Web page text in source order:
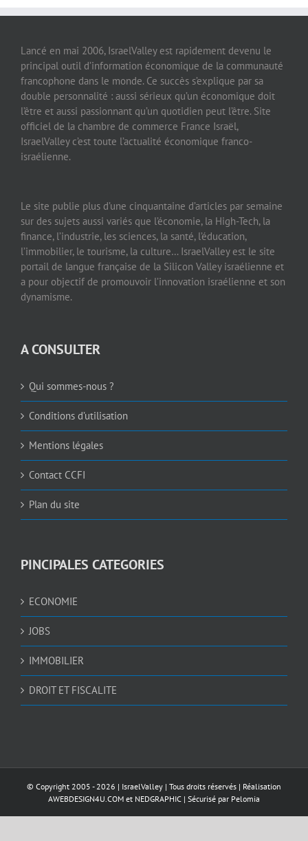
Lancé en mai 2006, IsraelValley est rapidement devenu le
principal outil d’information économique de la communauté
francophone dans le monde. Ce succès s’explique par sa
double personnalité : aussi sérieux qu’un économique doit
l’être et aussi passionnant qu’un quotidien peut l’être. Site
officiel de la chambre de commerce France Israël,
IsraelValley c’est toute l’actualité économique franco-
israélienne.
Le site publie plus d’une cinquantaine d’articles par semaine
sur des sujets aussi variés que l’économie, la High-Tech, la
finance, l’industrie, les sciences, la santé, l’éducation,
l’immobilier, le tourisme, la culture… IsraelValley est le site
portail de langue française de la Silicon Valley israélienne et
a pour objectif de promouvoir l’innovation israélienne et son
dynamisme.
A CONSULTER
Qui sommes-nous ?
Conditions d’utilisation
Mentions légales
Contact CCFI
Plan du site
PINCIPALES CATEGORIES
ECONOMIE
JOBS
IMMOBILIER
DROIT ET FISCALITE
© Copyright 2005 - 2026 | IsraelValley | Tous droits réservés | Réalisation
AWEBDESIGN4U.COM et NEDGRAPHIC | Sécurisé par Pelomia